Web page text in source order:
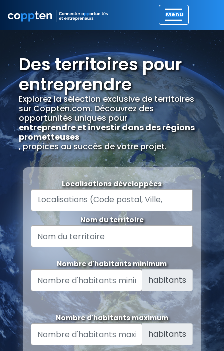
Des territoires pour
entreprendre
Explorez la sélection exclusive de territoires
sur Coppten.com. Découvrez des
opportunités uniques pour
entreprendre et investir dans des régions
prometteuses
, propices au succès de votre projet.
Localisations développées
Nom du territoire
Nombre d'habitants minimum
habitants
Nombre d'habitants maximum
habitants